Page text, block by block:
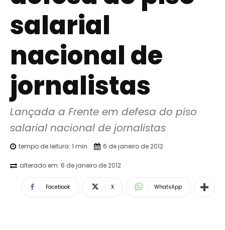
salarial
nacional de
jornalistas
Lançada a Frente em defesa do piso
salarial nacional de jornalistas
tempo de leitura: 1 min. 6 de janeiro de 2012
alterado em: 6 de janeiro de 2012
Facebook X WhatsApp